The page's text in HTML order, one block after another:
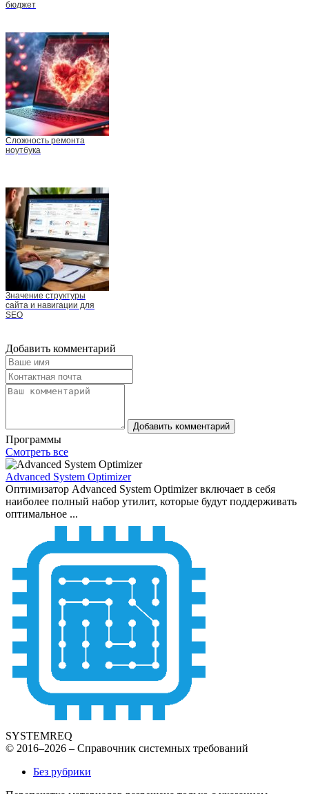
бюджет
Сложность ремонта
ноутбука
Значение структуры
сайта и навигации для
SEO
Добавить комментарий
Добавить комментарий
Программы
Смотреть все
Advanced System Optimizer
Оптимизатор Advanced System Optimizer включает в себя
наиболее полный набор утилит, которые будут поддерживать
оптимальное ...
SYSTEMREQ
© 2016–2026 – Справочник системных требований
Без рубрики